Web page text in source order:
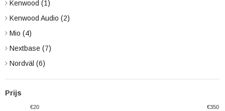
Kenwood (1)
Kenwood Audio (2)
Mio (4)
Nextbase (7)
Nordväl (6)
Prijs
€20 €350